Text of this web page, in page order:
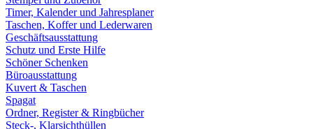
Timer, Kalender und Jahresplaner
Taschen, Koffer und Lederwaren
Geschäftsausstattung
Schutz und Erste Hilfe
Schöner Schenken
Büroausstattung
Kuvert & Taschen
Spagat
Ordner, Register & Ringbücher
Steck-, Klarsichthüllen